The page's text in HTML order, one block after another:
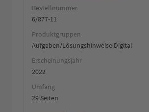
Bestellnummer
6/877-11
Produktgruppen
Aufgaben/Lösungshinweise Digital
Erscheinungsjahr
2022
Umfang
29 Seiten